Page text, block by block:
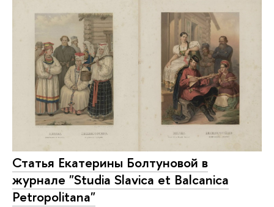
Статья Екатерины Болтуновой в
журнале "Studia Slavica et Balcanica
Petropolitana"